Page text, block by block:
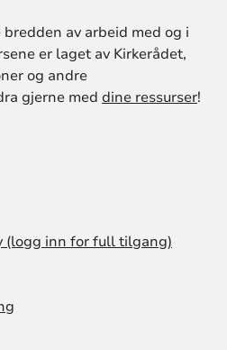
av arbeid med og i
er laget av Kirkerådet,
og andre
gjerne med dine ressurser!
(logg inn for full tilgang)